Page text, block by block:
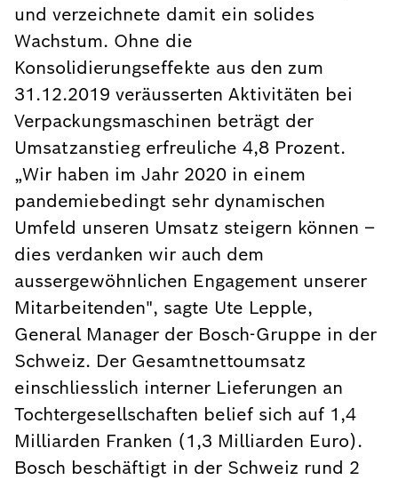
und verzeichnete damit ein solides
Wachstum. Ohne die
Konsolidierungseffekte aus den zum
31.12.2019 veräusserten Aktivitäten bei
Verpackungsmaschinen beträgt der
Umsatzanstieg erfreuliche 4,8 Prozent.
„Wir haben im Jahr 2020 in einem
pandemiebedingt sehr dynamischen
Umfeld unseren Umsatz steigern können –
dies verdanken wir auch dem
aussergewöhnlichen Engagement unserer
Mitarbeitenden", sagte Ute Lepple,
General Manager der Bosch-Gruppe in der
Schweiz. Der Gesamtnettoumsatz
einschliesslich interner Lieferungen an
Tochtergesellschaften belief sich auf 1,4
Milliarden Franken (1,3 Milliarden Euro).
Bosch beschäftigt in der Schweiz rund 2